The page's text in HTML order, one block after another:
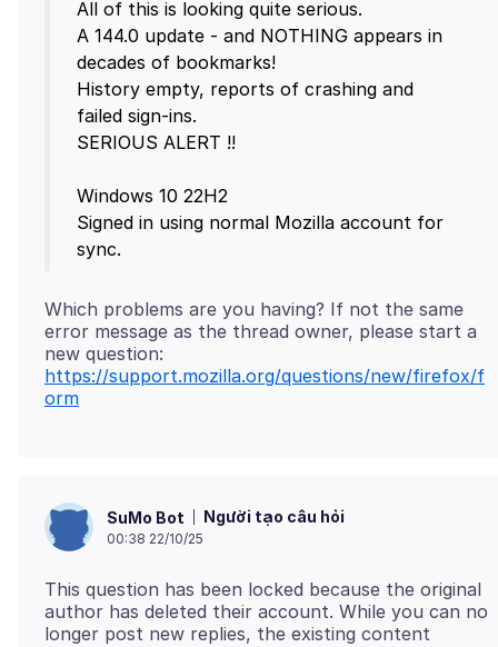
All of this is looking quite serious.
A 144.0 update - and NOTHING appears in
decades of bookmarks!
History empty, reports of crashing and
failed sign-ins.
SERIOUS ALERT !!
Windows 10 22H2
Signed in using normal Mozilla account for
Which problems are you having? If not the same
error message as the thread owner, please start a
new question:
https://support.mozilla.org/questions/new/firefox/f
orm
SuMo Bot Người tạo câu hỏi
00:38 22/10/25
This question has been locked because the original
author has deleted their account. While you can no
longer post new replies, the existing content